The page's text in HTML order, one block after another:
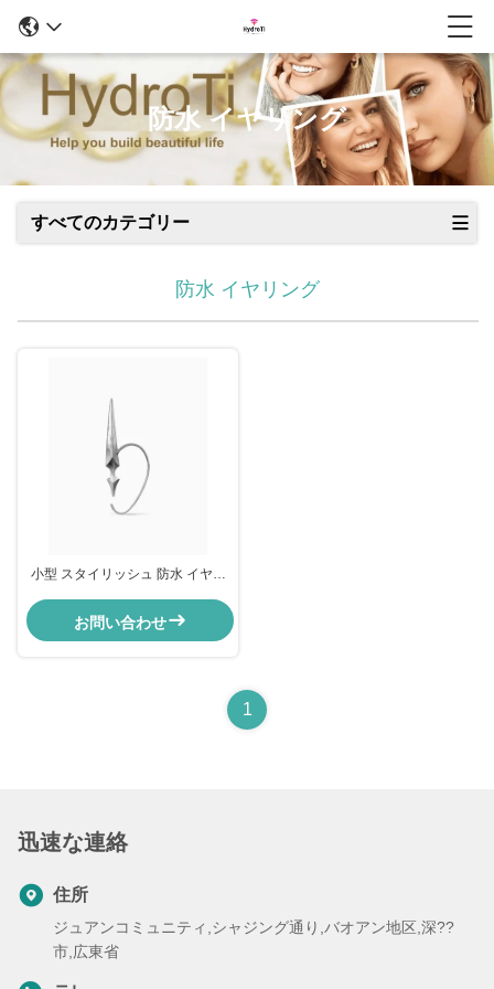
防水 イヤリング
すべてのカテゴリー
防水 イヤリング
小型 スタイリッシュ 防水 イヤリ
お問い合わせ
1
迅速な連絡
住所
ジュアンコミュニティ,シャジング通り,バオアン地区,深??
市,広東省